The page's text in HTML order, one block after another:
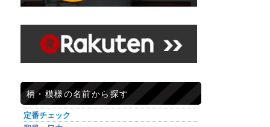
柄・模様の名前から探す
定番チェック